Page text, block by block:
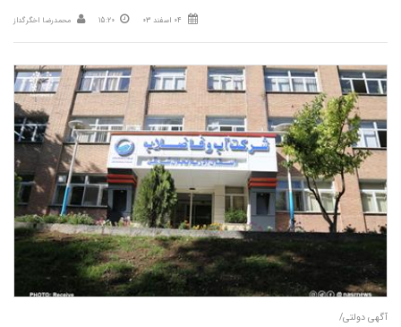
04 اسفند 03 15:20 محمدرضا اخگرگداز
آگهی دولتی/